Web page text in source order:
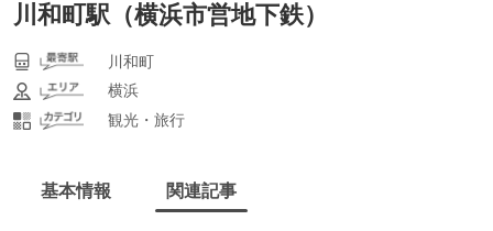
川和町駅（横浜市営地下鉄）
川和町
横浜
観光・旅行
基本情報 関連記事